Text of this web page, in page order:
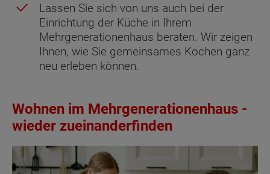
Lassen Sie sich von uns auch bei der
Einrichtung der Küche in Ihrem
Mehrgenerationenhaus beraten. Wir zeigen
Ihnen, wie Sie gemeinsames Kochen ganz
neu erleben können.
Wohnen im Mehrgenerationenhaus -
wieder zueinanderfinden